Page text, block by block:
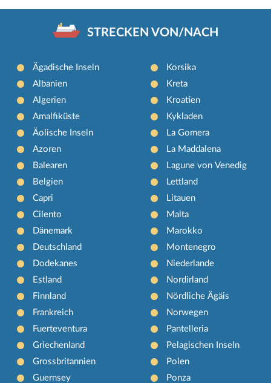
STRECKEN VON/NACH
Ägadische Inseln
Albanien
Algerien
Amalfiküste
Äolische Inseln
Azoren
Balearen
Belgien
Capri
Cilento
Dänemark
Deutschland
Dodekanes
Estland
Finnland
Frankreich
Fuerteventura
Griechenland
Grossbritannien
Guernsey
Korsika
Kreta
Kroatien
Kykladen
La Gomera
La Maddalena
Lagune von Venedig
Lettland
Litauen
Malta
Marokko
Montenegro
Niederlande
Nordirland
Nördliche Ägäis
Norwegen
Pantelleria
Pelagischen Inseln
Polen
Ponza